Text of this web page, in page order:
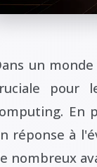
un
pour
En
réponse à
nombreux